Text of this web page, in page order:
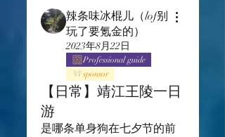
辣条味冰棍儿（lof别
玩了要氪金的）
2023年8月22日
Professional guide
sponsor
【日常】靖江王陵一日
游
是哪条单身狗在七夕节的前